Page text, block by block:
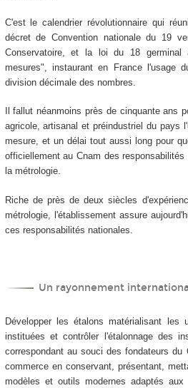
C'est le calendrier révolutionnaire qui
décret de Convention nationale du 19
Conservatoire, et la loi du 18
mesures", instaurant en France l'usage
division décimale des nombres.
Il fallut néanmoins près de cinquante ans
agricole, artisanal et préindustriel du pays
mesure, et un délai tout aussi long pour
officiellement au Cnam des
la métrologie.
Riche de près de deux siècles
métrologie, l'établissement assure
ces responsabilités nationales.
Un rayonnement
Développer les étalons matérialisant les
instituées et contrôler l'étalonnage des
correspondant au souci des fondateurs
commerce en conservant, présentant,
modèles et outils modernes adaptés